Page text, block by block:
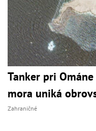
Tanker pri
mora uniká
Zahraničné